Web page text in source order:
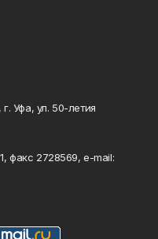
Уфа, ул. 50-летия
факс 2728569, e-mail: